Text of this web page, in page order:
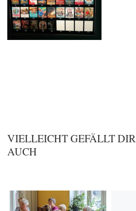
VIELLEICHT GEFÄLLT DIR
AUCH